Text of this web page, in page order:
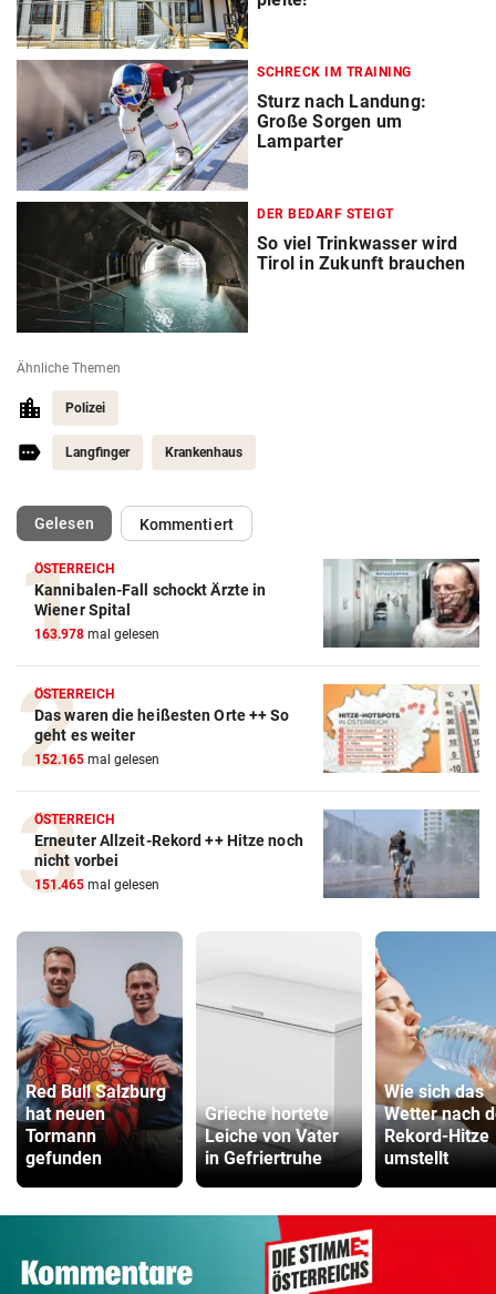
SCHRECK IM TRAINING
Sturz nach Landung:
Große Sorgen um
Lamparter
DER BEDARF STEIGT
So viel Trinkwasser wird
Tirol in Zukunft brauchen
Ähnliche Themen
Polizei
Langfinger Krankenhaus
Gelesen(ausgewählt)Kommentiert
ÖSTERREICH
Kannibalen-Fall schockt Ärzte in
Wiener Spital
163.978 mal gelesen
ÖSTERREICH
Das waren die heißesten Orte ++ So
geht es weiter
152.165 mal gelesen
ÖSTERREICH
Erneuter Allzeit-Rekord ++ Hitze noch
nicht vorbei
151.465 mal gelesen
Red Bull Salzburg
hat neuen
Tormann
gefunden
Grieche hortete
Leiche von Vater
in Gefriertruhe
Wie sich das
Wetter nach
Rekord-Hitze
umstellt